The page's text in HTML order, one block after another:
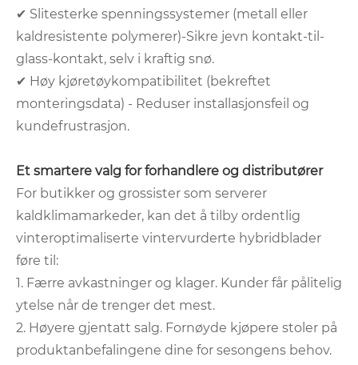
✔ Slitesterke spenningssystemer (metall eller
kaldresistente polymerer)-Sikre jevn kontakt-til-
glass-kontakt, selv i kraftig snø.
✔ Høy kjøretøykompatibilitet (bekreftet
monteringsdata) - Reduser installasjonsfeil og
kundefrustrasjon.
Et smartere valg for forhandlere og distributører
For butikker og grossister som serverer
kaldklimamarkeder, kan det å tilby ordentlig
vinteroptimaliserte vintervurderte hybridblader
føre til:
1. Færre avkastninger og klager. Kunder får pålitelig
ytelse når de trenger det mest.
2. Høyere gjentatt salg. Fornøyde kjøpere stoler på
produktanbefalingene dine for sesongens behov.